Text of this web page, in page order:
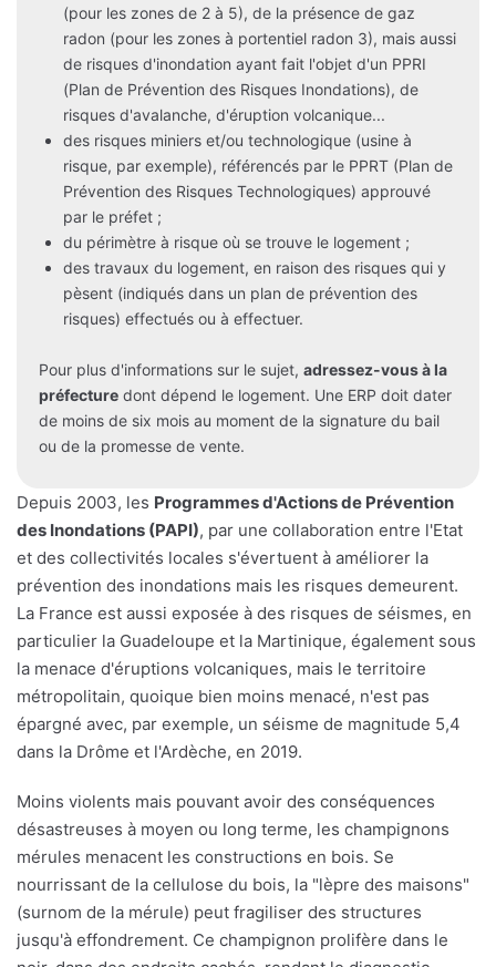
(pour les zones de 2 à 5), de la présence de gaz
radon (pour les zones à portentiel radon 3), mais aussi
de risques d'inondation ayant fait l'objet d'un PPRI
(Plan de Prévention des Risques Inondations), de
risques d'avalanche, d'éruption volcanique...
des risques miniers et/ou technologique (usine à
risque, par exemple), référencés par le PPRT (Plan de
Prévention des Risques Technologiques) approuvé
par le préfet ;
du périmètre à risque où se trouve le logement ;
des travaux du logement, en raison des risques qui y
pèsent (indiqués dans un plan de prévention des
risques) effectués ou à effectuer.
Pour plus d'informations sur le sujet, adressez-vous à la
préfecture dont dépend le logement. Une ERP doit dater
de moins de six mois au moment de la signature du bail
ou de la promesse de vente.
Depuis 2003, les Programmes d'Actions de Prévention
des Inondations (PAPI), par une collaboration entre l'Etat
et des collectivités locales s'évertuent à améliorer la
prévention des inondations mais les risques demeurent.
La France est aussi exposée à des risques de séismes, en
particulier la Guadeloupe et la Martinique, également sous
la menace d'éruptions volcaniques, mais le territoire
métropolitain, quoique bien moins menacé, n'est pas
épargné avec, par exemple, un séisme de magnitude 5,4
dans la Drôme et l'Ardèche, en 2019.
Moins violents mais pouvant avoir des conséquences
désastreuses à moyen ou long terme, les champignons
mérules menacent les constructions en bois. Se
nourrissant de la cellulose du bois, la "lèpre des maisons"
(surnom de la mérule) peut fragiliser des structures
jusqu'à effondrement. Ce champignon prolifère dans le